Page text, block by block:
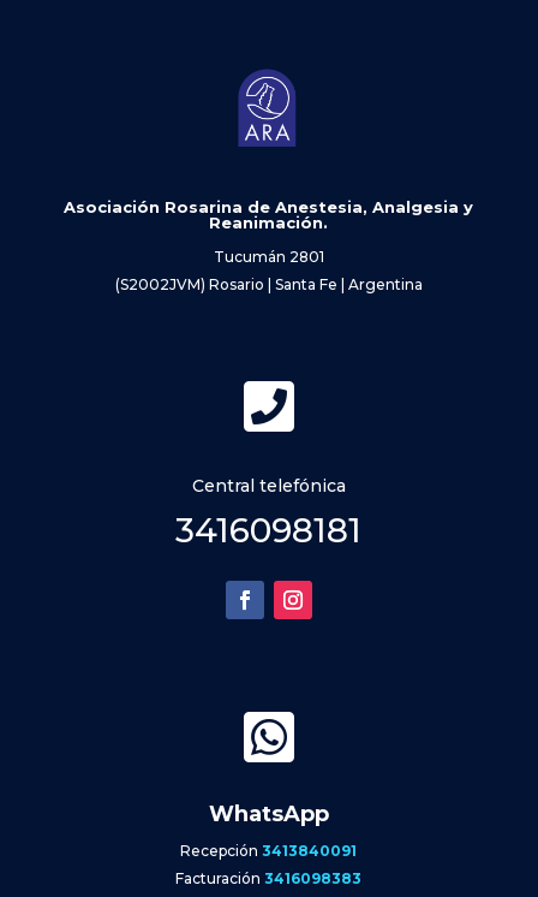
Asociación Rosarina de Anestesia, Analgesia y
Reanimación.
Tucumán 2801
(S2002JVM) Rosario | Santa Fe | Argentina

Central telefónica
3416098181

WhatsApp
Recepción3413840091
Facturación3416098383